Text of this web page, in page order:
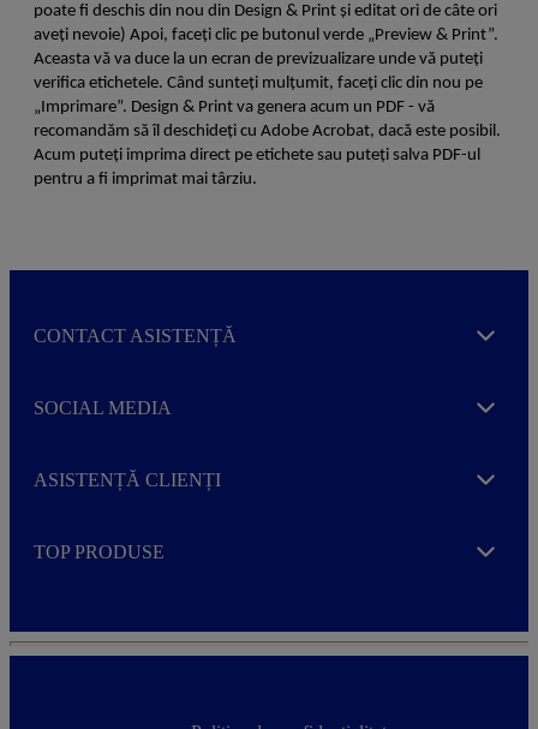
poate fi deschis din nou din Design & Print și editat ori de câte ori
aveți nevoie) Apoi, faceți clic pe butonul verde „Preview & Print”.
Aceasta vă va duce la un ecran de previzualizare unde vă puteți
verifica etichetele. Când sunteți mulțumit, faceți clic din nou pe
„Imprimare”. Design & Print va genera acum un PDF - vă
recomandăm să îl deschideți cu Adobe Acrobat, dacă este posibil.
Acum puteți imprima direct pe etichete sau puteți salva PDF-ul
pentru a fi imprimat mai târziu.
CONTACT ASISTENȚĂ Expand
SOCIAL MEDIA Expand
ASISTENȚĂ CLIENȚI Expand
TOP PRODUSE Expand